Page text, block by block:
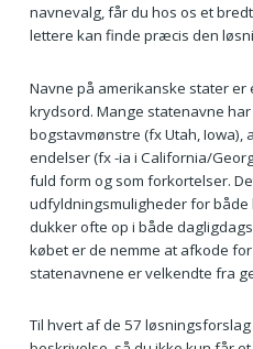
navnevalg, får du hos os et
lettere kan finde præcis den
Navne på amerikanske stater
krydsord. Mange statenavne
bogstavmønstre (fx Utah, Iowa),
endelser (fx -ia i California/
fuld form og som forkortelser.
udfyldningsmuligheder for både
dukker ofte op i både
købet er de nemme at afkode
statenavnene er velkendte fra
Til hvert af de 57